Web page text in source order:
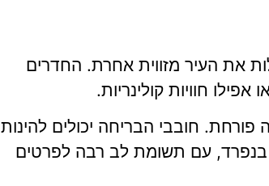
את העיר מזווית אחרת. החדרים
חוויות קולינריות.
חובבי הבריחה יכולים להינות
בנפרד, עם תשומת לב רבה לפרטים